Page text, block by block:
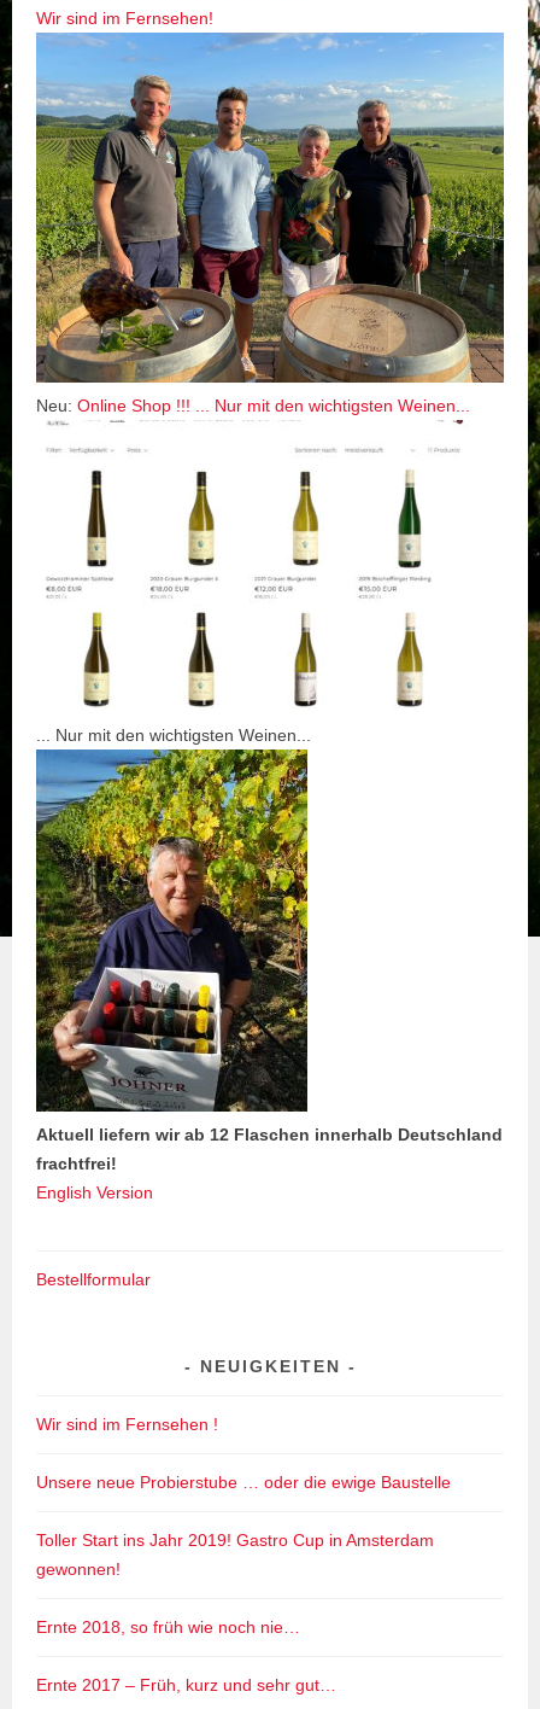
Wir sind im Fernsehen!
Neu:Online Shop !!! ... Nur mit den wichtigsten Weinen...
... Nur mit den wichtigsten Weinen...
Aktuell liefern wir ab 12 Flaschen innerhalb Deutschland
frachtfrei!
English Version
Bestellformular
NEUIGKEITEN
Wir sind im Fernsehen !
Unsere neue Probierstube … oder die ewige Baustelle
Toller Start ins Jahr 2019! Gastro Cup in Amsterdam
gewonnen!
Ernte 2018, so früh wie noch nie…
Ernte 2017 – Früh, kurz und sehr gut…